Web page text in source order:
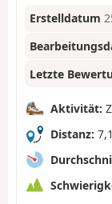
Erstelldatum
Letzte
Aktivität:
Distanz: